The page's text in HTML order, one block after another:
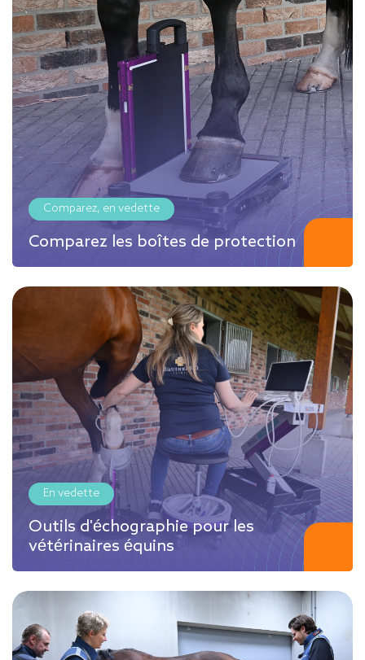
Comparez, en vedette
Comparez les boîtes de protection
En vedette
Outils d'échographie pour les
vétérinaires équins